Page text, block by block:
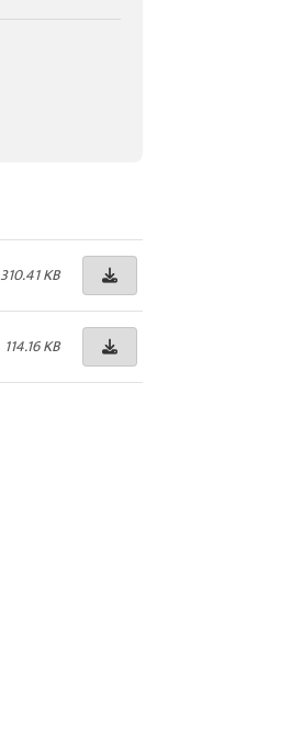
310.41 KB
114.16 KB